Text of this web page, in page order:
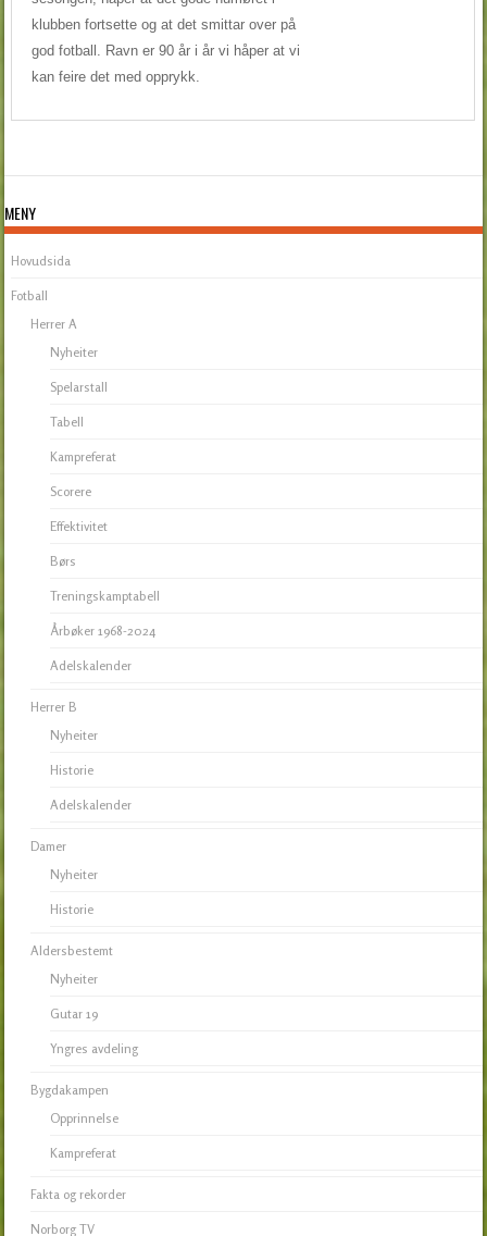
klubben fortsette og at det smittar over på
god fotball. Ravn er 90 år i år vi håper at vi
kan feire det med opprykk.
MENY
Hovudsida
Fotball
Herrer A
Nyheiter
Spelarstall
Tabell
Kampreferat
Scorere
Effektivitet
Børs
Treningskamptabell
Årbøker 1968-2024
Adelskalender
Herrer B
Nyheiter
Historie
Adelskalender
Damer
Nyheiter
Historie
Aldersbestemt
Nyheiter
Gutar 19
Yngres avdeling
Bygdakampen
Opprinnelse
Kampreferat
Fakta og rekorder
Norborg TV